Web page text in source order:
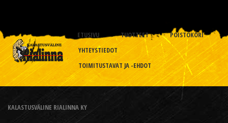
ETUSIVU TUOTTEET
POISTOKORI
YHTEYSTIEDOT
TOIMITUSTAVAT JA -EHDOT
KALASTUSVÄLINE RIALINNA KY